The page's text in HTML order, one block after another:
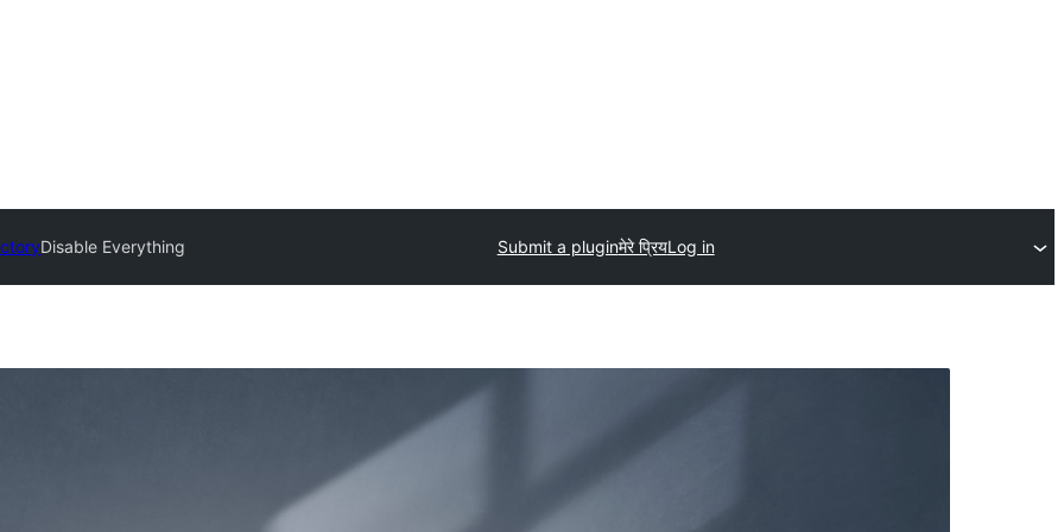
Disable Everything Submit a pluginमेरे प्रियLog in